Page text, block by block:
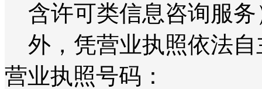
含许可类信息咨询服
外，凭营业执照依法
营业执照号码：